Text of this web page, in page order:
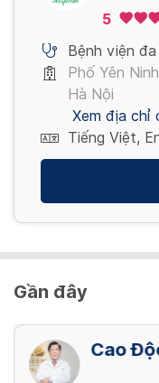
5,280,000
5
Bệnh viện
Phố Yên
Hà Nội
Xem địa chỉ
Tiếng Việt,
Gần đây
Cao